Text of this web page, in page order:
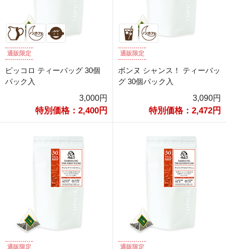
通販限定
ピッコロ ティーバッグ 30個
パック入
3,000円
特別価格：2,400円
通販限定
ボンヌ シャンス！ ティーバッ
グ 30個パック入
3,090円
特別価格：2,472円
通販限定 通販限定